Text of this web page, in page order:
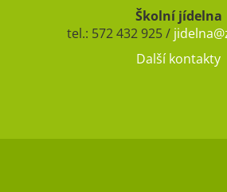
Školní jídelna
tel.: 572 432 925 /
Další kontakty